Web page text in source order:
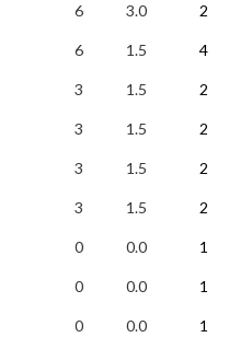
6 3.0 2
6 1.5 4
3 1.5 2
3 1.5 2
3 1.5 2
3 1.5 2
0 0.0 1
0 0.0 1
0 0.0 1